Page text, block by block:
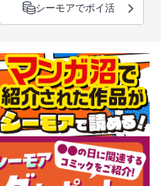
シーモアでポイ活